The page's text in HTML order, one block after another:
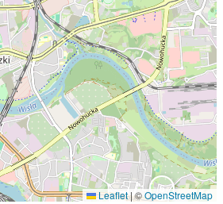
6
Leaflet|©OpenStreetMap